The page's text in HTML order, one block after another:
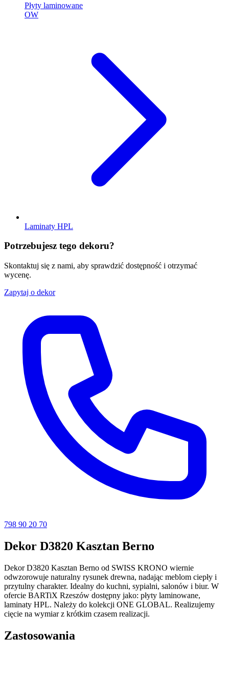
Płyty laminowane
OW
Laminaty HPL
Potrzebujesz tego dekoru?
Skontaktuj się z nami, aby sprawdzić dostępność i otrzymać
wycenę.
Zapytaj o dekor
798 90 20 70
Dekor D3820 Kasztan Berno
Dekor D3820 Kasztan Berno od SWISS KRONO wiernie
odwzorowuje naturalny rysunek drewna, nadając meblom ciepły i
przytulny charakter. Idealny do kuchni, sypialni, salonów i biur. W
ofercie BARTiX Rzeszów dostępny jako: płyty laminowane,
laminaty HPL. Należy do kolekcji ONE GLOBAL. Realizujemy
cięcie na wymiar z krótkim czasem realizacji.
Zastosowania